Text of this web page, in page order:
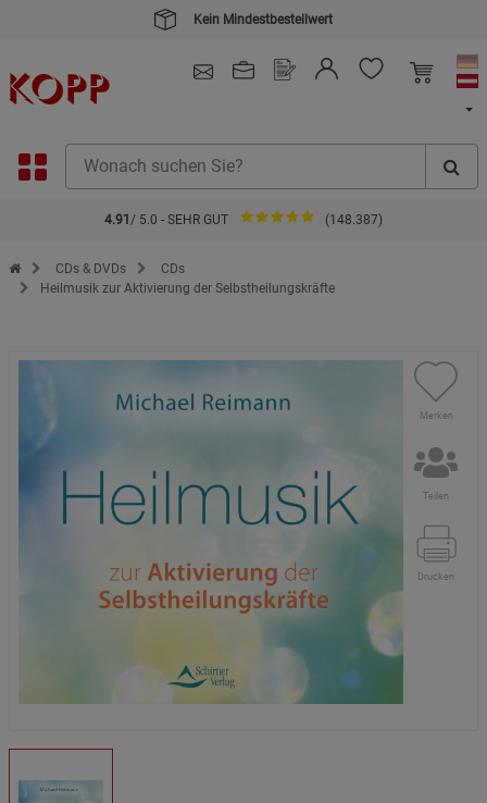
Kein Mindestbestellwert
4.91 / 5.0 - SEHR GUT (148.387)
Zur Startseite des Kopp Verlag Online-Shop
CDs & DVDs
CDs
Heilmusik zur Aktivierung der Selbstheilungskräfte
Merken
Teilen
Drucken